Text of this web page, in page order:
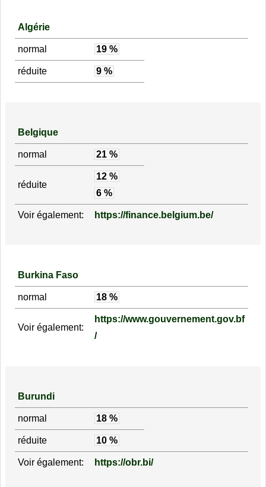
Algérie
normal 19 %
réduite 9 %
Belgique
normal 21 %
réduite
12 %
6 %
Voir également: https://finance.belgium.be/
Burkina Faso
normal 18 %
Voir également:
https://www.gouvernement.gov.bf
/
Burundi
normal 18 %
réduite 10 %
Voir également: https://obr.bi/